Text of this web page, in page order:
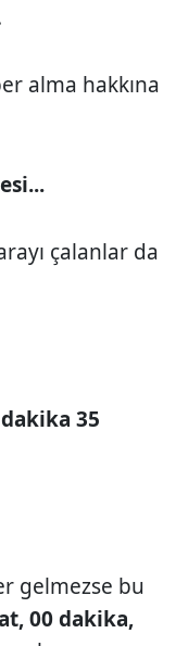
alma hakkına
çalanlar da
35
gelmezse bu
00 dakika,